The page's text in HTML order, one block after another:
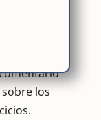
en un
de amigas
sobre los